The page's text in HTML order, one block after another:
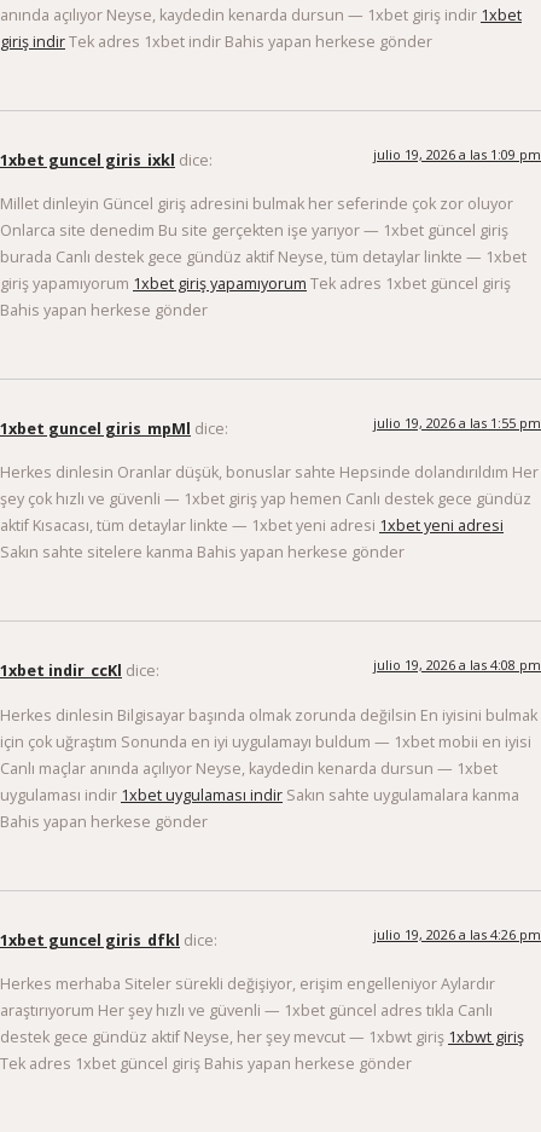
anında açılıyor Neyse, kaydedin kenarda dursun — 1xbet giriş indir 1xbet
giriş indirTek adres 1xbet indir Bahis yapan herkese gönder
1xbet guncel giris_ixkl dice: julio 19, 2026 a las 1:09 pm
Millet dinleyin Güncel giriş adresini bulmak her seferinde çok zor oluyor
Onlarca site denedim Bu site gerçekten işe yarıyor — 1xbet güncel giriş
burada Canlı destek gece gündüz aktif Neyse, tüm detaylar linkte — 1xbet
giriş yapamıyorum 1xbet giriş yapamıyorum Tek adres 1xbet güncel giriş
Bahis yapan herkese gönder
1xbet guncel giris_mpMl dice: julio 19, 2026 a las 1:55 pm
Herkes dinlesin Oranlar düşük, bonuslar sahte Hepsinde dolandırıldım Her
şey çok hızlı ve güvenli — 1xbet giriş yap hemen Canlı destek gece gündüz
aktif Kısacası, tüm detaylar linkte — 1xbet yeni adresi 1xbet yeni adresi
Sakın sahte sitelere kanma Bahis yapan herkese gönder
1xbet indir_ccKl dice: julio 19, 2026 a las 4:08 pm
Herkes dinlesin Bilgisayar başında olmak zorunda değilsin En iyisini bulmak
için çok uğraştım Sonunda en iyi uygulamayı buldum — 1xbet mobii en iyisi
Canlı maçlar anında açılıyor Neyse, kaydedin kenarda dursun — 1xbet
uygulaması indir 1xbet uygulaması indir Sakın sahte uygulamalara kanma
Bahis yapan herkese gönder
1xbet guncel giris_dfkl dice: julio 19, 2026 a las 4:26 pm
Herkes merhaba Siteler sürekli değişiyor, erişim engelleniyor Aylardır
araştırıyorum Her şey hızlı ve güvenli — 1xbet güncel adres tıkla Canlı
destek gece gündüz aktif Neyse, her şey mevcut — 1xbwt giriş 1xbwt giriş
Tek adres 1xbet güncel giriş Bahis yapan herkese gönder